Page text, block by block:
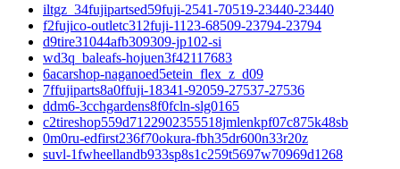
iltgz_34fujipartsed59fuji-2541-70519-23440-23440
f2fujico-outletc312fuji-1123-68509-23794-23794
d9tire31044afb309309-jp102-si
wd3q_baleafs-hojuen3f42117683
6acarshop-naganoed5etein_flex_z_d09
7ffujiparts8a0ffuji-18341-92059-27537-27536
ddm6-3cchgardens8f0fcln-slg0165
c2tireshop559d7122902355518jmlenkpf07c875k48sb
0m0ru-edfirst236f70okura-fbh35dr600n33r20z
suvl-1fwheellandb933sp8s1c259t5697w70969d1268